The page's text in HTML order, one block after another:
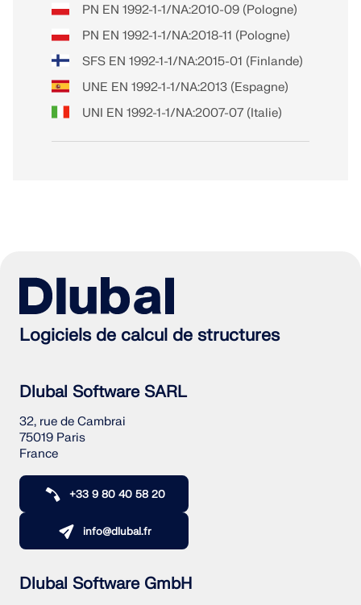
PN EN 1992-1-1/NA:2010-09 (Pologne)
PN EN 1992-1-1/NA:2018-11 (Pologne)
SFS EN 1992-1-1/NA:2015-01 (Finlande)
UNE EN 1992-1-1/NA:2013 (Espagne)
UNI EN 1992-1-1/NA:2007-07 (Italie)
Logiciels de calcul de structures
Dlubal Software SARL
32, rue de Cambrai
75019 Paris
France
+33 9 80 40 58 20
info@dlubal.fr
Dlubal Software GmbH